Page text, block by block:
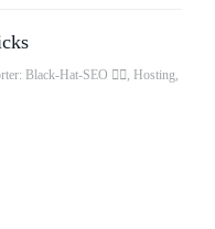
Black-Hat-SEO 🕵️‍♂️, Hosting,